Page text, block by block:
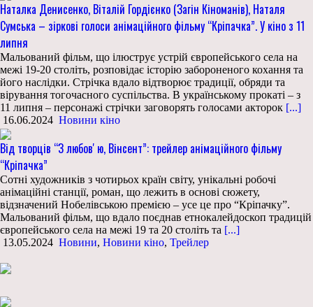
Наталка Денисенко, Віталій Гордієнко (Загін Кіноманів), Наталя
Сумська – зіркові голоси анімаційного фільму “Кріпачка”. У кіно з 11
липня
Мальований фільм, що ілюструє устрій європейського села на
межі 19-20 століть, розповідає історію забороненого кохання та
його наслідки. Стрічка вдало відтворює традиції, обряди та
вірування тогочасного суспільства. В українському прокаті – з
11 липня – персонажі стрічки заговорять голосами акторок [...]
16.06.2024 Новини кіно
Від творців “З любовʼю, Вінсент”: трейлер анімаційного фільму
“Кріпачка”
Сотні художників з чотирьох країн світу, унікальні робочі
анімаційні станції, роман, що лежить в основі сюжету,
відзначений Нобелівською премією – усе це про “Кріпачку”.
Мальований фільм, що вдало поєднав етнокалейдоскоп традицій
європейського села на межі 19 та 20 століть та [...]
13.05.2024 Новини, Новини кіно, Трейлер